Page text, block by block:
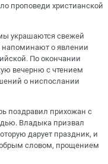
проповеди христианской
украшаются свежей
о явлении
По окончании
вечерню с чтением
о ниспослании
поздравил прихожан с
Владыка призвал
дарует праздник, и
словом, прощением